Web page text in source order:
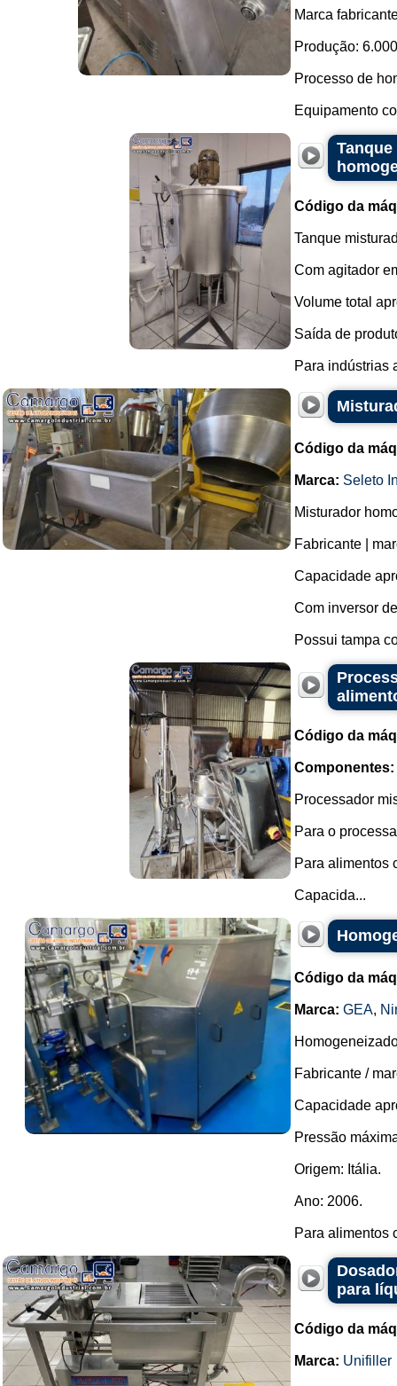
Marca
Produção:
Processo de
Equipamento
Código da
Tanque
Com agitador
Volume total
Saída de
Para indústrias
Código da
Marca: Seleto
Misturador
Fabricante |
Capacidade
Com inversor
Possui tampa
Código da
Componentes:
Processador
Para o
Para alimentos
Capacida...
Código da
Marca: GEA,
Fabricante /
Capacidade
Pressão
Origem: Itália.
Ano: 2006.
Para alimentos
para
Código da
Marca: Unifiller